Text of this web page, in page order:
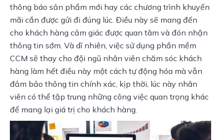
thông báo sản phẩm mới hay các chương trình khuyến
mãi cần được gửi đi đúng lúc. Điều này sẽ mang đến
cho khách hàng cảm giác được quan tâm và đón nhận
thông tin sớm. Và dĩ nhiên, việc sử dụng phần mềm
CCM sẽ thay cho đội ngũ nhân viên chăm sóc khách
hàng làm hết điều này một cách tự động hóa mà vẫn
đảm bảo thông tin chính xác, kịp thời, lúc này nhân
viên có thể tập trung những công việc quan trọng khác
để mang lại giá trị cho khách hàng.